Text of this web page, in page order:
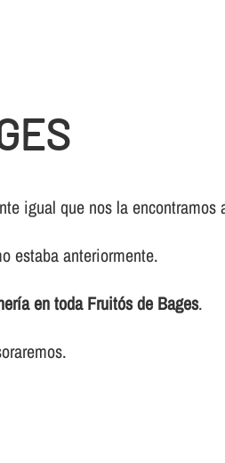
igual que nos la encontramos
estaba anteriormente.
en toda Fruitós de Bages.